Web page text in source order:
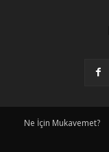
Ne İçin Mukavemet?